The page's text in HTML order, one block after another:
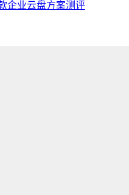
企业云盘方案测评